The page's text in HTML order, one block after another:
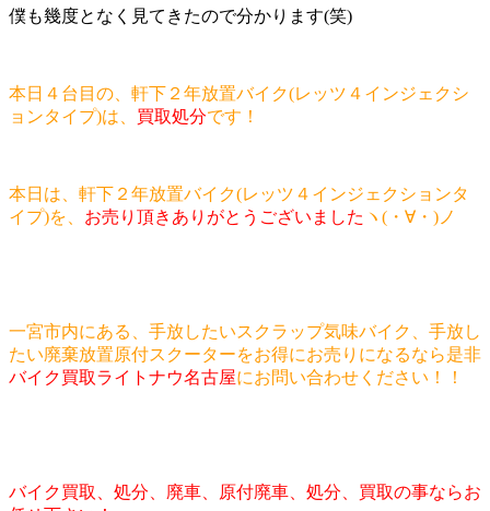
僕も幾度となく見てきたので分かります(笑)
本日４台目の、軒下２年放置バイク(レッツ４インジェクシ
ョンタイプ)は、 買取処分です！
本日は、軒下２年放置バイク(レッツ４インジェクションタ
イプ)を、 お売り頂きありがとうございました ヽ(・∀・)ノ
一宮市内にある、手放したいスクラップ気味バイク、手放し
たい廃棄放置原付スクーターをお得にお売りになるなら是非
バイク買取ライトナウ名古屋にお問い合わせください！！
バイク買取、処分、廃車、原付廃車、処分、買取の事ならお